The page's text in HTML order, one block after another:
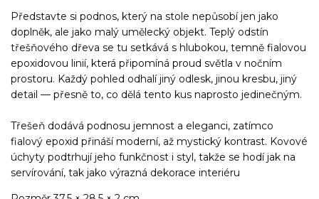
Představte si podnos, který na stole nepůsobí jen jako
doplněk, ale jako malý umělecký objekt. Teplý odstín
třešňového dřeva se tu setkává s hlubokou, temně fialovou
epoxidovou linií, která připomíná proud světla v nočním
prostoru. Každý pohled odhalí jiný odlesk, jinou kresbu, jiný
detail — přesně to, co dělá tento kus naprosto jedinečným.
Třešeň dodává podnosu jemnost a eleganci, zatímco
fialový epoxid přináší moderní, až mystický kontrast. Kovové
úchyty podtrhují jeho funkčnost i styl, takže se hodí jak na
servírování, tak jako výrazná dekorace interiéru